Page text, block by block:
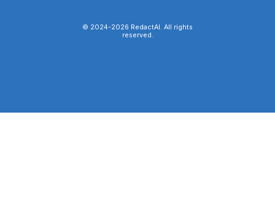
© 2024-2026 RedactAI. All rights
reserved.